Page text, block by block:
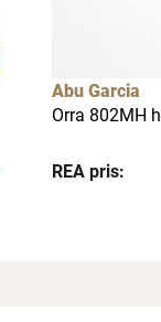
Abu Garcia
Orra 802MH
REA pris: